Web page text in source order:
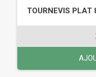
TOURNEVIS